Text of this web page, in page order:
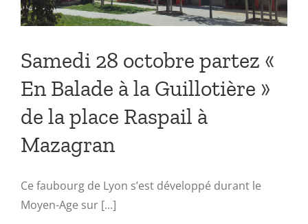
Samedi 28 octobre partez «
En Balade à la Guillotière »
de la place Raspail à
Mazagran
Ce faubourg de Lyon s’est développé durant le
Moyen-Age sur [...]